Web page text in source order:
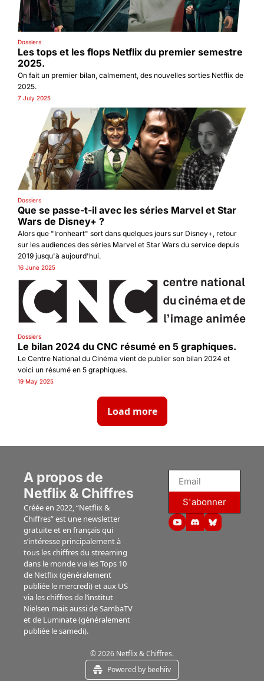
Dossiers
Les tops et les flops Netflix du premier semestre
2025.
On fait un premier bilan, calmement, des nouvelles sorties Netflix de
2025.
7 July 2025
Dossiers
Que se passe-t-il avec les séries Marvel et Star
Wars de Disney+ ?
Alors que "Ironheart" sort dans quelques jours sur Disney+, retour
sur les audiences des séries Marvel et Star Wars du service depuis
2019 jusqu'à aujourd'hui.
16 June 2025
Dossiers
Le bilan 2024 du CNC résumé en 5 graphiques.
Le Centre National du Cinéma vient de publier son bilan 2024 et
voici un résumé en 5 graphiques.
19 May 2025
Load more
A propos de
Netflix & Chiffres
Créée en 2022, “Netflix &
Chiffres” est une newsletter
gratuite et en français qui
s’intéresse principalement à
tous les chiffres du streaming
dans le monde via les Tops 10
de Netflix (généralement
publiée le mercredi) et aux US
via les chiffres de l’institut
Nielsen mais aussi de SambaTV
et de Luminate (généralement
publiée le samedi).
S'abonner
© 2026 Netflix & Chiffres.
Powered by beehiiv